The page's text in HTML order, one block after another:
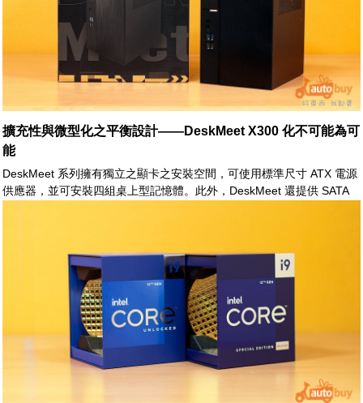
擴充性與微型化之平衡設計——DeskMeet X300 化不可能為可
能
DeskMeet 系列擁有獨立之顯卡之安裝空間，可使用標準尺寸 ATX 電源
供應器，並可安裝四組桌上型記憶體。此外，DeskMeet 還提供 SATA